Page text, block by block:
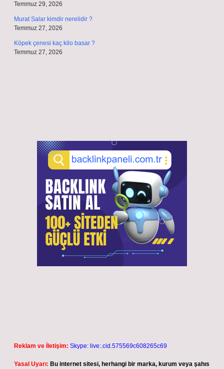
Temmuz 29, 2026
Murat Salar kimdir nerelidir ?
Temmuz 27, 2026
Köpek çenesi kaç kilo basar ?
Temmuz 27, 2026
Reklam ve İletişim: Skype: live:.cid.575569c608265c69
Yasal Uyarı: Bu internet sitesi, herhangi bir marka, kurum veya şahıs